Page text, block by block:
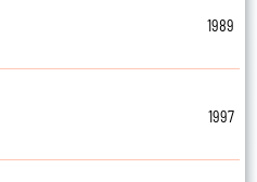
1989
1997